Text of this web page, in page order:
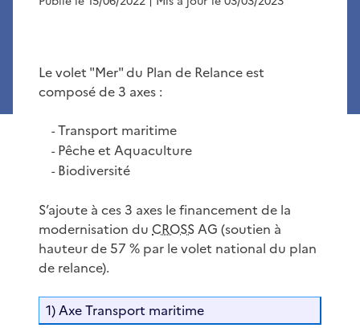
Le volet "Mer" du Plan de Relance est
composé de 3 axes :
-Transport maritime
-Pêche et Aquaculture
-Biodiversité
S’ajoute à ces 3 axes le financement de la
modernisation du CROSSAG (soutien à
hauteur de 57 % par le volet national du plan
de relance).
1) Axe Transport maritime